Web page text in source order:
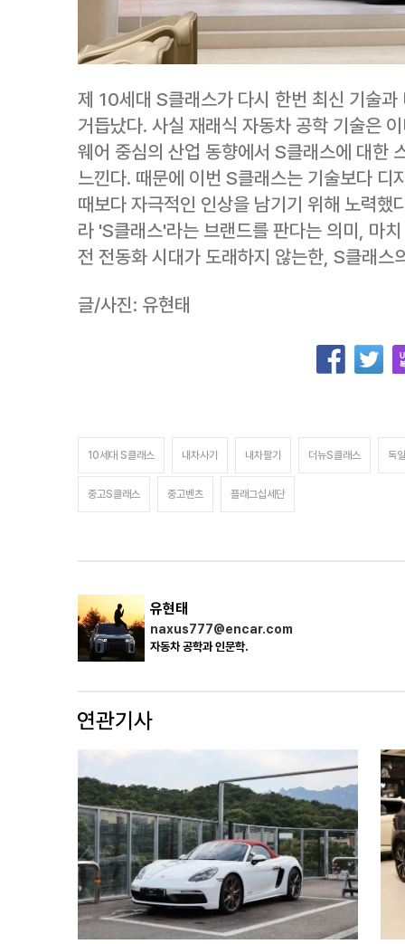
제 10세대 S클래스가 다시 한번 최신 기술
거듭났다. 사실 재래식 자동차 공학 기술은
웨어 중심의 산업 동향에서 S클래스에 대한
느낀다. 때문에 이번 S클래스는 기술보다 디
때보다 자극적인 인상을 남기기 위해 노력했
라 'S클래스'라는 브랜드를 판다는 의미, 마
전 전동화 시대가 도래하지 않는한, S클래스
글/사진: 유현태
10세대 S클래스 내차사기 내차팔기 더뉴S클래스 독
중고S클래스 중고벤츠 플래그십세단
유현태
naxus777@encar.com
자동차 공학과 인문학.